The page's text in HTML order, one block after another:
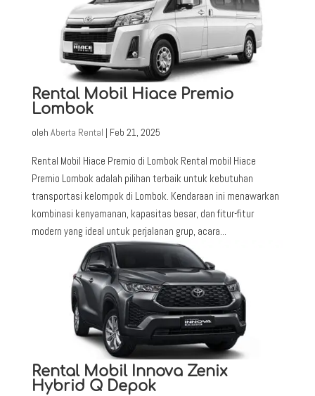
Rental Mobil Hiace Premio
Lombok
oleh Aberta Rental | Feb 21, 2025
Rental Mobil Hiace Premio di Lombok Rental mobil Hiace
Premio Lombok adalah pilihan terbaik untuk kebutuhan
transportasi kelompok di Lombok. Kendaraan ini menawarkan
kombinasi kenyamanan, kapasitas besar, dan fitur-fitur
modern yang ideal untuk perjalanan grup, acara...
Rental Mobil Innova Zenix
Hybrid Q Depok